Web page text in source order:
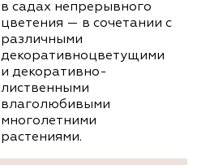
в садах непрерывного
цветения — в сочетании с
различными
декоративноцветущими
и декоративно-
лиственными
влаголюбивыми
многолетними
растениями.